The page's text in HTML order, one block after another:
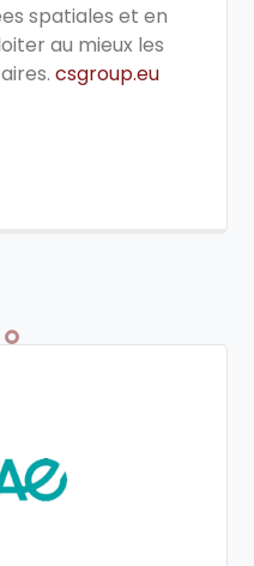
spatiales et en
au mieux les
csgroup.eu